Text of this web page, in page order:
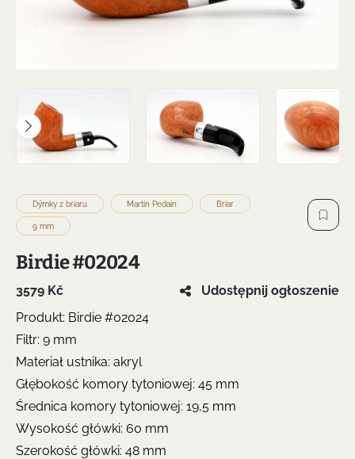
Dýmky z briaru Martin Pedain Briar
9 mm
Birdie #02024
3579 Kč
Udostępnij ogłoszenie
Produkt: Birdie #02024
Filtr: 9 mm
Materiał ustnika: akryl
Głębokość komory tytoniowej: 45 mm
Średnica komory tytoniowej: 19,5 mm
Wysokość główki: 60 mm
Szerokość główki: 48 mm